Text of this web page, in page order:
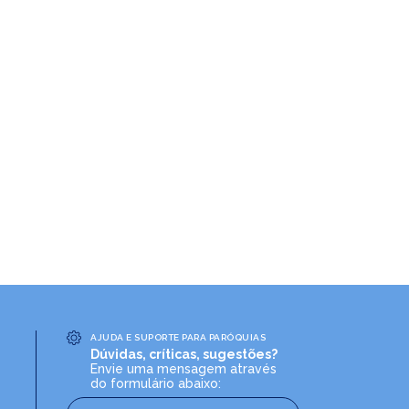
AJUDA E SUPORTE PARA PARÓQUIAS
Dúvidas, críticas, sugestões?
Envie uma mensagem através
do formulário abaixo: